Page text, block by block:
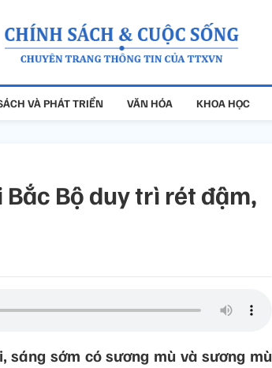
VÀ PHÁT TRIỂN VĂN HÓA KHOA HỌC
Bộ duy trì rét đậm,
sáng sớm có sương mù và sương mù